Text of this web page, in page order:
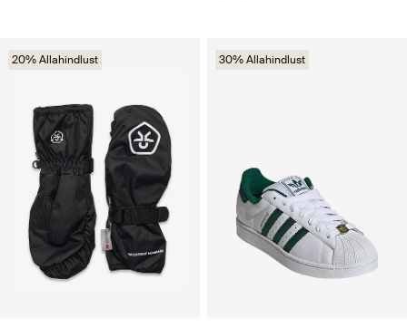
20% Allahindlust 30% Allahindlust